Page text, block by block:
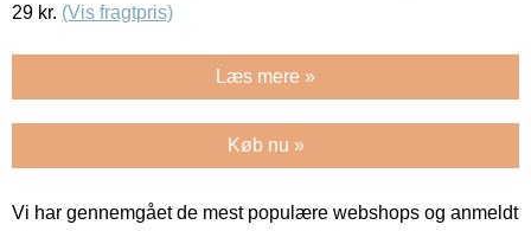
29 kr. (Vis fragtpris)
Læs mere »
Køb nu »
Vi har gennemgået de mest populære webshops og anmeldt